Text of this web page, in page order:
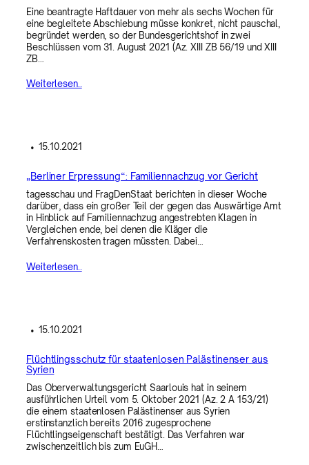
Eine beantragte Haftdauer von mehr als sechs Wochen für
eine begleitete Abschiebung müsse konkret, nicht pauschal,
begründet werden, so der Bundesgerichtshof in zwei
Beschlüssen vom 31. August 2021 (Az. XIII ZB 56/19 und XIII
ZB…
Weiterlesen..
• 15.10.2021
„Berliner Erpressung“: Familiennachzug vor Gericht
tagesschau und FragDenStaat berichten in dieser Woche
darüber, dass ein großer Teil der gegen das Auswärtige Amt
in Hinblick auf Familiennachzug angestrebten Klagen in
Vergleichen ende, bei denen die Kläger die
Verfahrenskosten tragen müssten. Dabei…
Weiterlesen..
• 15.10.2021
Flüchtlingsschutz für staatenlosen Palästinenser aus
Syrien
Das Oberverwaltungsgericht Saarlouis hat in seinem
ausführlichen Urteil vom 5. Oktober 2021 (Az. 2 A 153/21)
die einem staatenlosen Palästinenser aus Syrien
erstinstanzlich bereits 2016 zugesprochene
Flüchtlingseigenschaft bestätigt. Das Verfahren war
zwischenzeitlich bis zum EuGH…